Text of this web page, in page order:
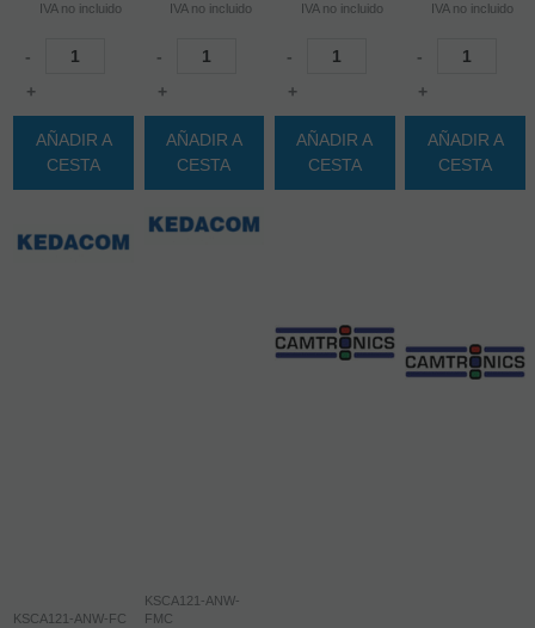
IVA no incluido
-
+
AÑADIR A
CESTA
IVA no incluido
-
+
AÑADIR A
CESTA
IVA no incluido
-
+
AÑADIR A
CESTA
IVA no incluido
-
+
AÑADIR A
CESTA
KSCA121-ANW-FC
KSCA121-ANW-
FMC